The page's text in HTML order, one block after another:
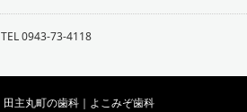
TEL 0943-73-4118
田主丸町の歯科｜よこみぞ歯科